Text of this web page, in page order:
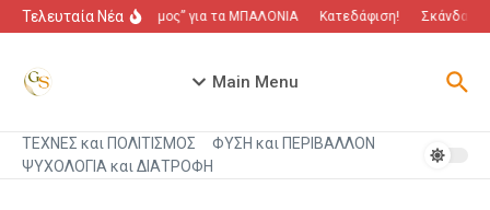
Μετάβαση στο περιεχόμενο
Τελευταία Νέα“Πόλεμος” για τα ΜΠΑΛΟΝΙΑ Κατεδάφιση! Σκάνδαλο
Main Menu
ΤΕΧΝΕΣ και ΠΟΛΙΤΙΣΜΟΣ
ΦΥΣΗ και ΠΕΡΙΒΑΛΛΟΝ
ΨΥΧΟΛΟΓΙΑ και ΔΙΑΤΡΟΦΗ